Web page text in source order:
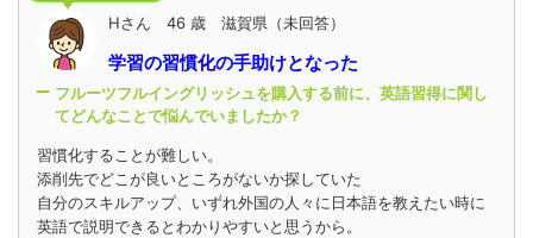
Hさん 46 歳 滋賀県（未回答）
学習の習慣化の手助けとなった
フルーツフルイングリッシュを購入する前に、英語習得に関し
てどんなことで悩んでいましたか？
習慣化することが難しい。
添削先でどこが良いところがないか探していた
自分のスキルアップ、いずれ外国の人々に日本語を教えたい時に
英語で説明できるとわかりやすいと思うから。